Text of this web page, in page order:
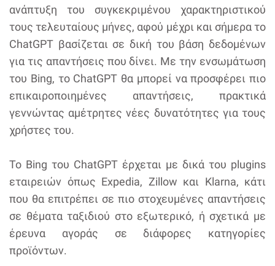
ανάπτυξη του συγκεκριμένου χαρακτηριστικού
τους τελευταίους μήνες, αφού μέχρι και σήμερα το
ChatGPT βασίζεται σε δική του βάση δεδομένων
για τις απαντήσεις που δίνει. Με την ενσωμάτωση
του Bing, το ChatGPT θα μπορεί να προσφέρει πιο
επικαιροποιημένες απαντήσεις, πρακτικά
γεννώντας αμέτρητες νέες δυνατότητες για τους
χρήστες του.
Το Bing του ChatGPT έρχεται με δικά του plugins
εταιρειών όπως Expedia, Zillow και Klarna, κάτι
που θα επιτρέπει σε πιο στοχευμένες απαντήσεις
σε θέματα ταξιδιού στο εξωτερικό, ή σχετικά με
έρευνα αγοράς σε διάφορες κατηγορίες
προϊόντων.